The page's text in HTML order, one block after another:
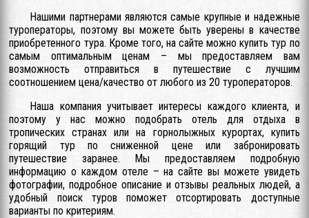
Нашими партнерами являются самые крупные и надежные
туроператоры, поэтому вы можете быть уверены в качестве
приобретенного тура. Кроме того, на сайте можно купить тур по
самым оптимальным ценам – мы предоставляем вам
возможность отправиться в путешествие с лучшим
соотношением цена/качество от любого из 20 туроператоров.
Наша компания учитывает интересы каждого клиента, и
поэтому у нас можно подобрать отель для отдыха в
тропических странах или на горнолыжных курортах, купить
горящий тур по сниженной цене или забронировать
путешествие заранее. Мы предоставляем подробную
информацию о каждом отеле – на сайте вы можете увидеть
фотографии, подробное описание и отзывы реальных людей, а
удобный поиск туров поможет отсортировать доступные
варианты по критериям.